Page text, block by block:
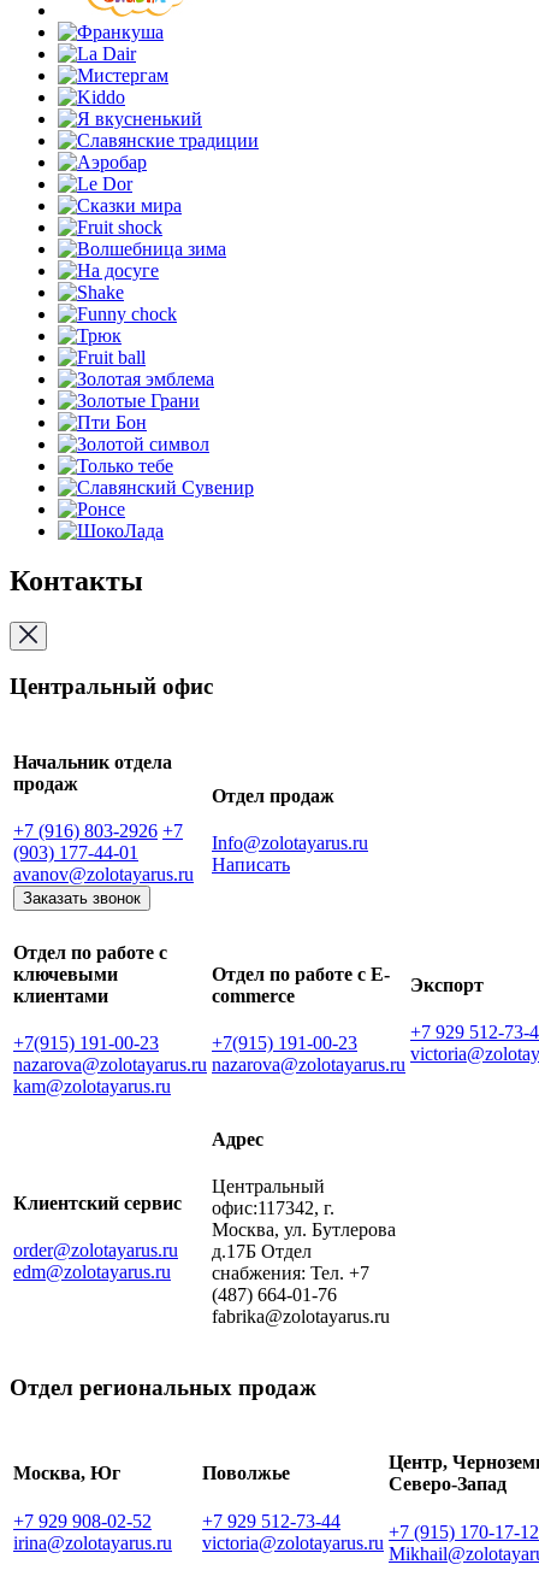
Контакты
Центральный офис
Начальник отдела
продаж
+7 (916) 803-2926 +7
(903) 177-44-01
avanov@zolotayarus.ru
Заказать звонок
Отдел продаж
Info@zolotayarus.ru
Написать
Отдел по работе с
ключевыми
клиентами
+7(915) 191-00-23
nazarova@zolotayarus.ru
kam@zolotayarus.ru
Отдел по работе с E-
commerce
+7(915) 191-00-23
nazarova@zolotayarus.ru
Экспорт
+7 929 512-73-
Клиентский сервис
order@zolotayarus.ru
edm@zolotayarus.ru
Адрес
Центральный
офис:117342, г.
Москва, ул. Бутлерова
д.17Б Отдел
снабжения: Тел. +7
(487) 664-01-76
fabrika@zolotayarus.ru
Отдел региональных продаж
Москва, Юг
+7 929 908-02-52
irina@zolotayarus.ru
Поволжье
+7 929 512-73-44
victoria@zolotayarus.ru
Центр,
Северо-Запад
+7 (915) 170-17-12